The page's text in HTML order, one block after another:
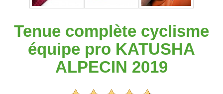
Tenue complète cyclisme
équipe pro KATUSHA
ALPECIN 2019